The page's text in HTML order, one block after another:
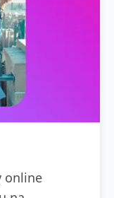
online